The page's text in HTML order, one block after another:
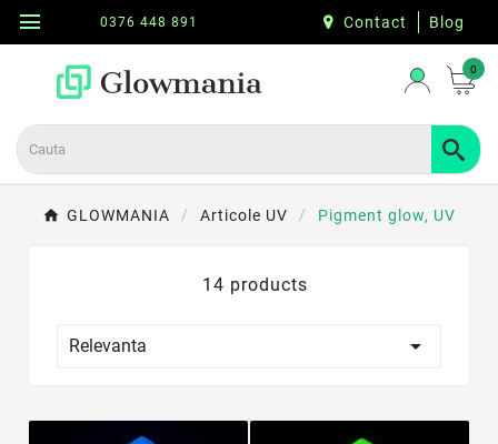
menu Contact Blog
0376 448 891
0
GLOWMANIA Articole UV Pigment glow, UV
14 products
Relevanta 